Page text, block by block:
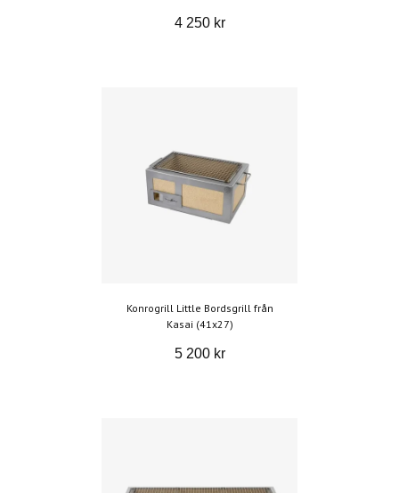
4 250 kr
Konrogrill Little Bordsgrill från
Kasai (41x27)
5 200 kr